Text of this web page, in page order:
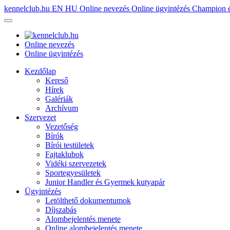
kennelclub.hu EN HU Online nevezés Online ügyintézés Champion
Online nevezés
Online ügyintézés
Kezdőlap
Kereső
Hírek
Galériák
Archívum
Szervezet
Vezetőség
Bírók
Bírói testületek
Fajtaklubok
Vidéki szervezetek
Sportegyesületek
Junior Handler és Gyermek kutyapár
Ügyintézés
Letölthető dokumentumok
Díjszabás
Alombejelentés menete
Online alombejelentés menete